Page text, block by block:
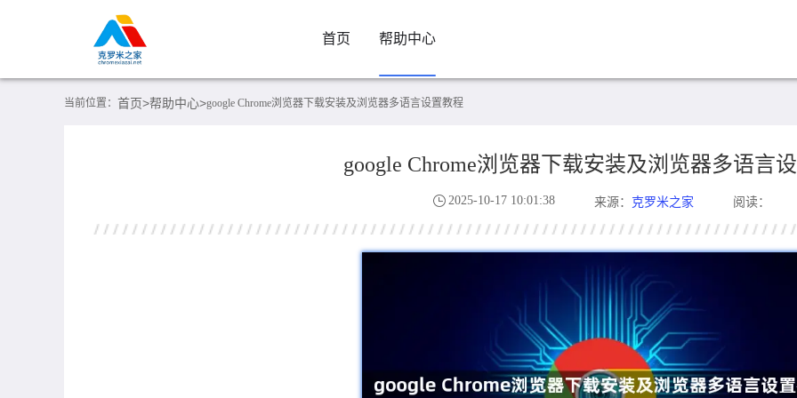
首页 帮助中心
当前位置： 首页>帮助中心>google Chrome浏览器下载安装及浏览器多语言设置教程
google Chrome浏览器下载安装及浏览器多语言
2025-10-17 10:01:38 来源： 克罗米之家 阅读：